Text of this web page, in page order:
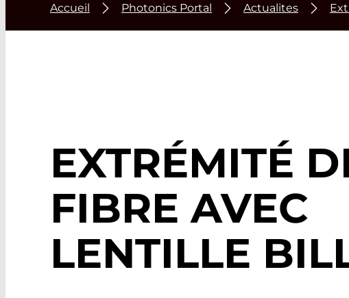
Accueil Photonics Portal Actualites
EXTRÉMITÉ
FIBRE AVEC
LENTILLE